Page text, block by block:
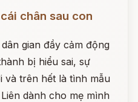
chân sau con
gian đầy cảm động
bị hiểu sai, sự
và trên hết là tình mẫu
dành cho mẹ mình